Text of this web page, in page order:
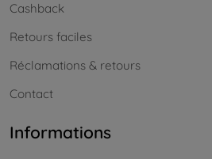
Cashback
Retours faciles
Réclamations & retours
Contact
Informations